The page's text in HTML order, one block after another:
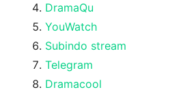
DramaQu
YouWatch
Subindo stream
Telegram
Dramacool